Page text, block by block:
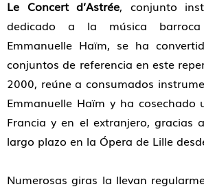
Le Concert d’Astrée, conjunto
dedicado a la música
Emmanuelle Haïm, se ha
conjuntos de referencia en este
2000, reúne a consumados
Emmanuelle Haïm y ha cosechado
Francia y en el extranjero, gracias
largo plazo en la Ópera de Lille
Numerosas giras la llevan